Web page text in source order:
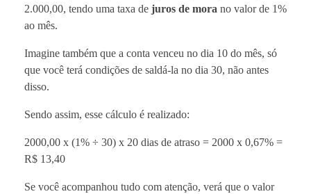
2.000,00, tendo uma taxa de juros de mora no valor de 1%
ao mês.
Imagine também que a conta venceu no dia 10 do mês, só
que você terá condições de saldá-la no dia 30, não antes
disso.
Sendo assim, esse cálculo é realizado:
2000,00 x (1% ÷ 30) x 20 dias de atraso = 2000 x 0,67% =
R$ 13,40
Se você acompanhou tudo com atenção, verá que o valor